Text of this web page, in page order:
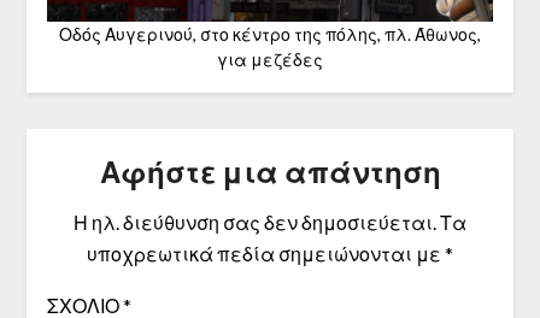
Οδός Αυγερινού, στο κέντρο της πόλης, πλ. Άθωνος,
για μεζέδες
Αφήστε μια απάντηση
Η ηλ. διεύθυνση σας δεν δημοσιεύεται. Τα
υποχρεωτικά πεδία σημειώνονται με *
ΣΧΌΛΙΟ*